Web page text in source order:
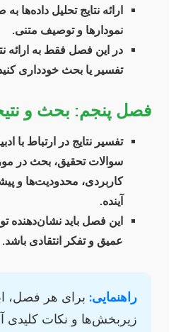
ارائه نتایج تحلیل داده‌ها
نمودارها و توصیف متنی.
در این فصل فقط به ارائه
تفسیر یا بحث خودداری
فصل پنجم: بحث و
تفسیر نتایج در ارتباط با
سوالات تحقیق، بحث در
کاربردی، محدودیت‌ها و
آینده.
این فصل باید نشان‌دهنده
عمیق و تفکر انتقادی باشد.
راهنمایی: برای هر فصل،
زیربخش‌ها و نکات کلیدی